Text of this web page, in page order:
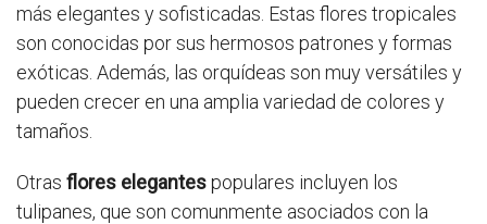
más elegantes y sofisticadas. Estas flores tropicales
son conocidas por sus hermosos patrones y formas
exóticas. Además, las orquídeas son muy versátiles y
pueden crecer en una amplia variedad de colores y
tamaños.
Otras flores elegantespopulares incluyen los
tulipanes, que son comunmente asociados con la